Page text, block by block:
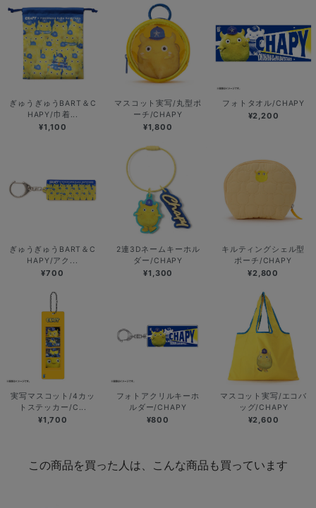
ぎゅうぎゅうBART＆C
HAPY/巾着...
¥1,100
マスコット実写/丸型ポ
ーチ/CHAPY
¥1,800
フォトタオル/CHAPY
¥2,200
ぎゅうぎゅうBART＆C
HAPY/アク...
¥700
2連3Dネームキーホル
ダー/CHAPY
¥1,300
キルティングシェル型
ポーチ/CHAPY
¥2,800
実写マスコット/4カッ
トステッカー/C...
¥1,700
フォトアクリルキーホ
ルダー/CHAPY
¥800
マスコット実写/エコバ
ッグ/CHAPY
¥2,600
この商品を買った人は、こんな商品も買っています